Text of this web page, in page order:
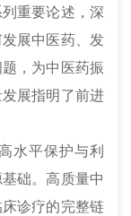
重要论述，深
展中医药、发
，为中医药振
展指明了前进
水平保护与利
础。高质量中
诊疗的完整链